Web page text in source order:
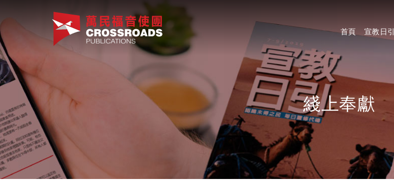
首頁 宣教日引
綫上奉獻